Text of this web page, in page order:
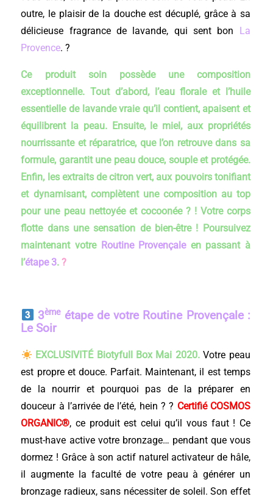
outre, le plaisir de la douche est décuplé, grâce à sa
délicieuse fragrance de lavande, qui sent bon
La
Provence. ?
Ce produit soin possède une composition
exceptionnelle. Tout d’abord, l’eau florale et l’huile
essentielle de lavande vraie qu’il contient, apaisent et
équilibrent la peau. Ensuite, le miel, aux propriétés
nourrissante et réparatrice, que l’on retrouve dans sa
formule, garantit une peau douce, souple et protégée.
Enfin, les extraits de citron vert, aux pouvoirs tonifiant
et dynamisant, complètent une composition au top
pour une peau nettoyée et cocoonée ? ! Votre corps
flotte dans une sensation de bien-être ! Poursuivez
maintenant votre Routine Provençale en passant à
l’étape 3. ?
3èmeétape de votre Routine Provençale :
Le Soir
EXCLUSIVITÉ Biotyfull Box Mai 2020.Votre peau
est propre et douce. Parfait. Maintenant, il est temps
de la nourrir et pourquoi pas de la préparer en
douceur à l’arrivée de l’été, hein ? ? Certifié COSMOS
ORGANIC®, ce produit est celui qu’il vous faut ! Ce
must-have active votre bronzage… pendant que vous
dormez ! Grâce à son actif naturel activateur de hâle,
il augmente la faculté de votre peau à générer un
bronzage radieux, sans nécessiter de soleil. Son effet